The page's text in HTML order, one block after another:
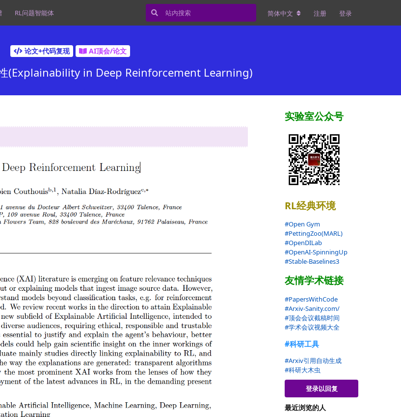
RL问题智能体 简体中文 注册 登录
论文+代码复现 AI顶会/论文
(Explainability in Deep Reinforcement Learning)
实验室公众号
RL经典环境
#Open Gym
#PettingZoo(MARL)
#OpenDILab
#OpenAI-SpinningUp
#Stable-Baselines3
友情学术链接
#PapersWithCode
#Arxiv-Sanity.com/
#顶会会议截稿时间
#学术会议视频大全
#科研工具
#Arxiv引用自动生成
#科研大木虫
登录以回复
最近浏览的人